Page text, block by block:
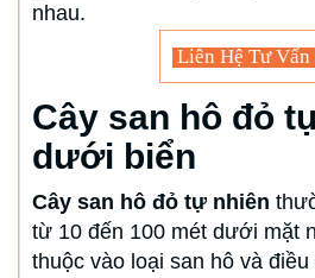
nhau.
Liên Hệ Tư Vấn
Cây san hô đỏ
dưới biển
Cây san hô đỏ tự nhiên
từ 10 đến 100 mét dưới mặt
thuộc vào loại san hô và